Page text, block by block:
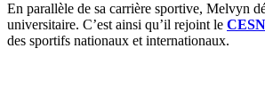
En parallèle de sa carrière sportive, Melvyn
universitaire. C’est ainsi qu’il rejoint le
des sportifs nationaux et internationaux.